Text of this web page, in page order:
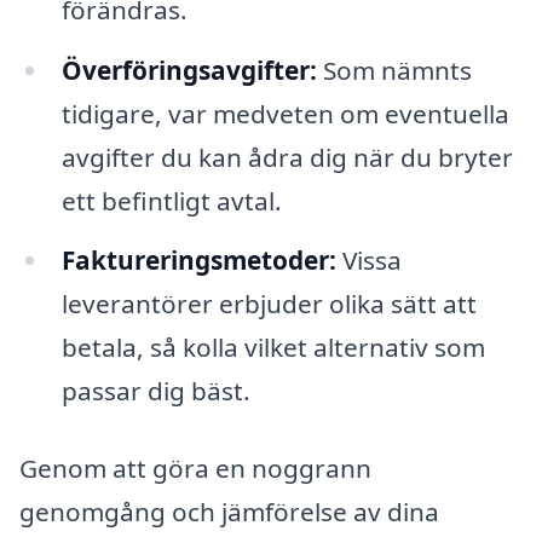
förändras.
Överföringsavgifter: Som nämnts
tidigare, var medveten om eventuella
avgifter du kan ådra dig när du bryter
ett befintligt avtal.
Faktureringsmetoder: Vissa
leverantörer erbjuder olika sätt att
betala, så kolla vilket alternativ som
passar dig bäst.
Genom att göra en noggrann
genomgång och jämförelse av dina